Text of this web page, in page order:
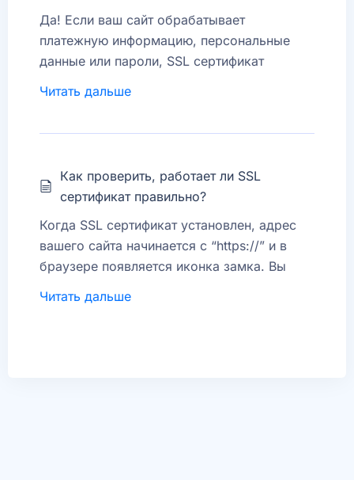
Да! Если ваш сайт обрабатывает
платежную информацию, персональные
данные или пароли, SSL сертификат
услуг (например, PayPal, Stripe) требуют
Читать дальше
Как проверить, работает ли SSL
сертификат правильно?
Когда SSL сертификат установлен, адрес
вашего сайта начинается с “https://” и в
браузере появляется иконка замка. Вы
инструменты, такие как SSL Checker, чтобы
Читать дальше